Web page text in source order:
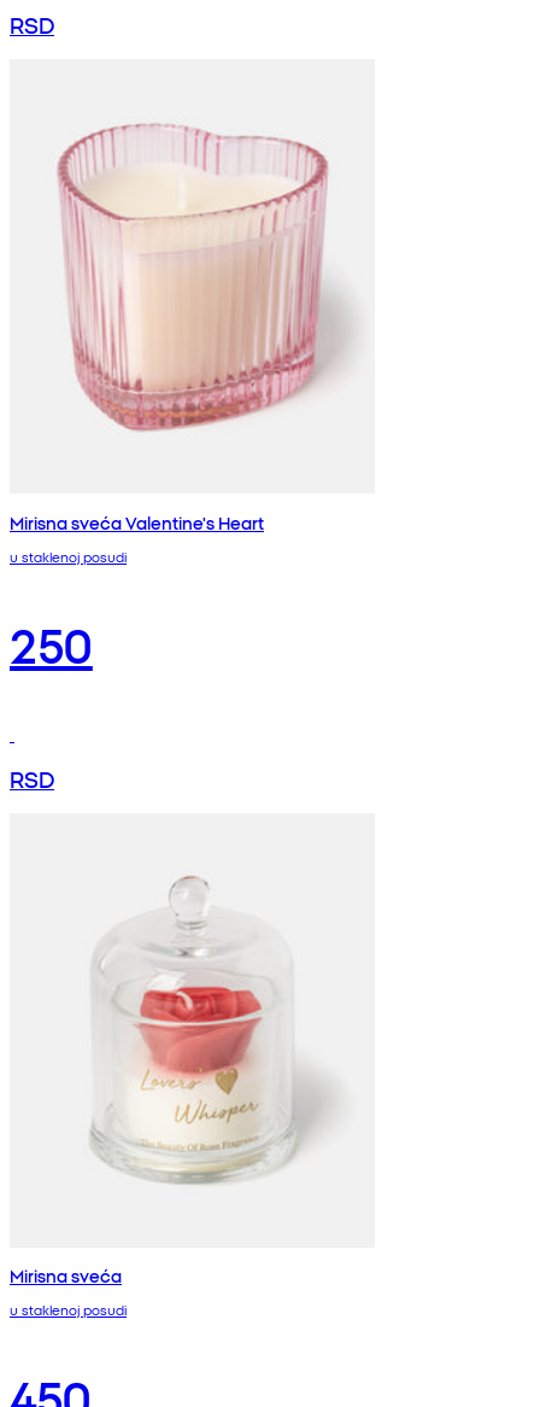
RSD
Mirisna sveća Valentine's Heart
u staklenoj posudi
250
RSD
Mirisna sveća
u staklenoj posudi